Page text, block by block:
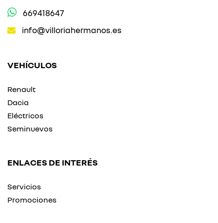
669418647
info@villoriahermanos.es
VEHÍCULOS
Renault
Dacia
Eléctricos
Seminuevos
ENLACES DE INTERÉS
Servicios
Promociones